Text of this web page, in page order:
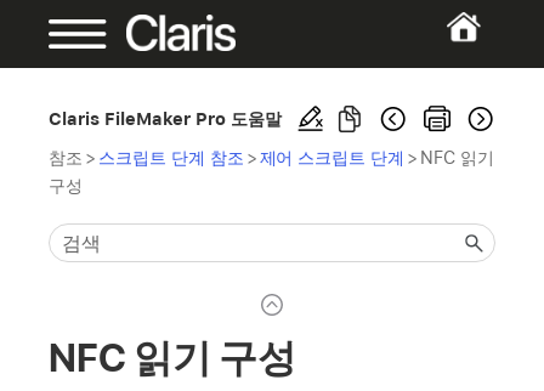
Claris FileMaker Pro 도움말
참조 > 스크립트 단계 참조 >제어 스크립트 단계 > NFC 읽기
구성
NFC 읽기 구성